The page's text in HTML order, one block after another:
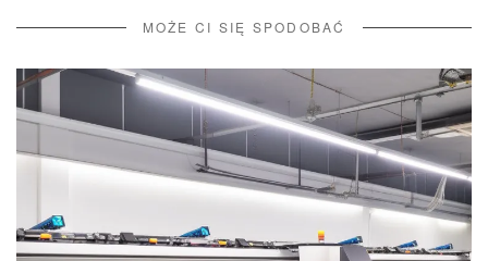
MOŻE CI SIĘ SPODOBAĆ